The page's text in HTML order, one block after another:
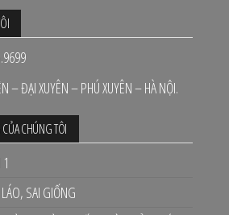
– ĐẠI XUYÊN – PHÚ XUYÊN – HÀ NỘI.
CHÚNG TÔI
SAI GIỐNG